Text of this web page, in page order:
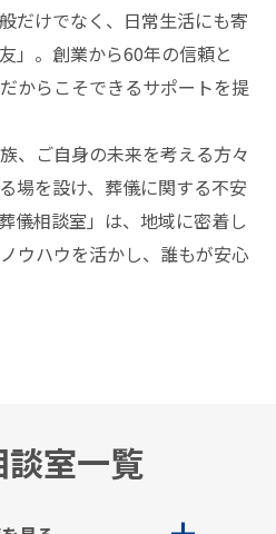
だけでなく、⽇常⽣活にも寄
」。創業から60年の信頼と
からこそできるサポートを提
、ご⾃⾝の未来を考える⽅々
場を設け、葬儀に関する不安
儀相談室」は、地域に密着し
ウハウを活かし、誰もが安⼼
室一覧